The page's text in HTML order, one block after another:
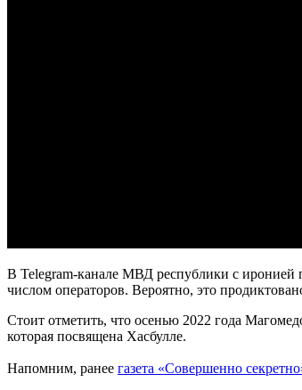
В Telegram-канале МВД республики с иронией
числом операторов. Вероятно, это
Стоит отметить, что осенью 2022 года
которая посвящена Хасбулле.
Напомним, ранее газета «Совершенно